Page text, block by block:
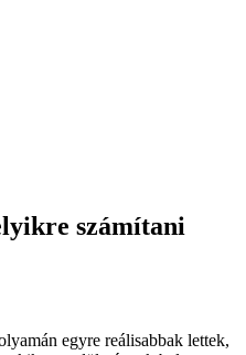
számítani
egyre reálisabbak lettek,